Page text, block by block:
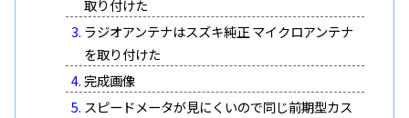
取り付けた
ラジオアンテナはスズキ純正 マイクロアンテナ
を取り付けた
完成画像
スピードメータが見にくいので同じ前期型カス